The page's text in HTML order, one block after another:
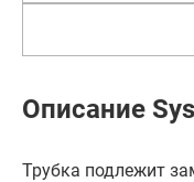
Описание
Трубка подлежит